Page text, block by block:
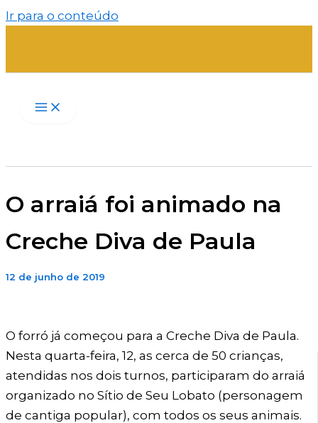
Ir para o conteúdo
O arraiá foi animado na
Creche Diva de Paula
12 de junho de 2019
O forró já começou para a Creche Diva de Paula.
Nesta quarta-feira, 12, as cerca de 50 crianças,
atendidas nos dois turnos, participaram do arraiá
organizado no Sítio de Seu Lobato (personagem
de cantiga popular), com todos os seus animais.